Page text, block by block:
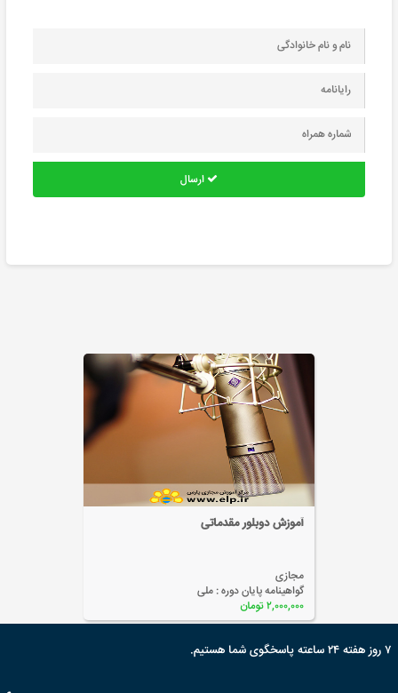
ارسال
آشنایی با صنعت مد و پوشاک
مجازی
گواهینامه پایان دوره : ملی
۲,۰۰۰,۰۰۰ تومان
۷ روز هفته ۲۴ ساعته پاسخگوی شما هستیم.